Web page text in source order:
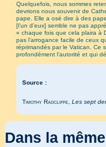
Quelquefois, nous sommes
devrions nous souvenir de
pape. Elle a osé dire à des
[l’un d’eux] semble ne pas
« chaque fois que cela plaira à
pas l’arrogance facile de ceux
réprimandés par le Vatican. Ce
profondément l’autorité et qui
Source :
Timothy Radcliffe, Les sept
Dans la